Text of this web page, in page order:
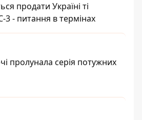
продати Україні ті
3 - питання в термінах
пролунала серія потужних